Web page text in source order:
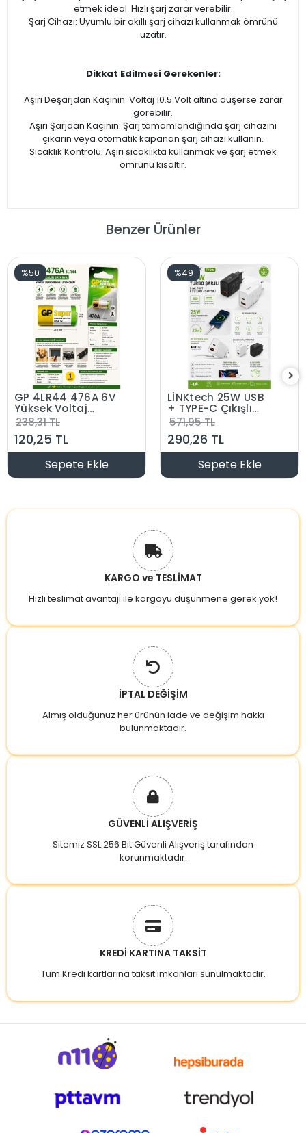
etmek ideal. Hızlı şarj zarar verebilir.
Şarj Cihazı: Uyumlu bir akıllı şarj cihazı kullanmak ömrünü
uzatır.
Dikkat Edilmesi Gerekenler:
Aşırı Deşarjdan Kaçının: Voltaj 10.5 Volt altına düşerse zarar
görebilir.
Aşırı Şarjdan Kaçının: Şarj tamamlandığında şarj cihazını
çıkarın veya otomatik kapanan şarj cihazı kullanın.
Sıcaklık Kontrolü: Aşırı sıcaklıkta kullanmak ve şarj etmek
ömrünü kısaltır.
Benzer Ürünler
%50
GP 4LR44 476A 6V
Yüksek Voltaj
Alkalıne Sipesifik Pil
(Köpek Tasması
Pil)
238,31 TL
120,25 TL
Sepete Ekle
%49
LİNKtech 25W USB
+ TYPE-C Çıkışlı
Süper Turbo Hızlı
Şarj Aleti (Yalnızca
Adaptör Kablo
Hariç Cep Telefon
Şarj Aleti)
571,95 TL
290,26 TL
Sepete Ekle
KARGO ve TESLİMAT
Hızlı teslimat avantajı ile kargoyu düşünmene gerek yok!
İPTAL DEĞİŞİM
Almış olduğunuz her ürünün iade ve değişim hakkı
bulunmaktadır.
GÜVENLİ ALIŞVERİŞ
Sitemiz SSL 256 Bit Güvenli Alışveriş tarafından
korunmaktadır.
KREDİ KARTINA TAKSİT
Tüm Kredi kartlarına taksit imkanları sunulmaktadır.